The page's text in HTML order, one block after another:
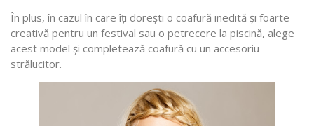
În plus, în cazul în care îți dorești o coafură inedită și foarte
creativă pentru un festival sau o petrecere la piscină, alege
acest model și completează coafură cu un accesoriu
strălucitor.